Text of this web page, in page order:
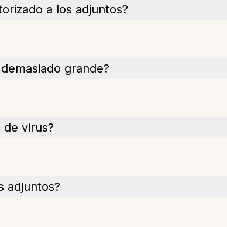
a los adjuntos?
grande?
virus?
adjuntos?